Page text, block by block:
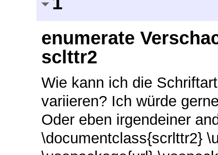
enumerate
sclttr2
Wie kann ich die
variieren? Ich würde
Oder eben irgendeiner
\documentclass{scrlttr2}